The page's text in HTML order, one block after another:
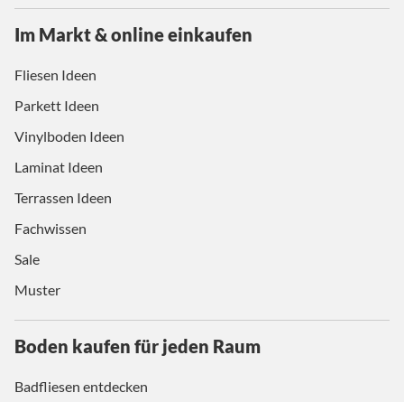
Im Markt & online einkaufen
Fliesen Ideen
Parkett Ideen
Vinylboden Ideen
Laminat Ideen
Terrassen Ideen
Fachwissen
Sale
Muster
Boden kaufen für jeden Raum
Badfliesen entdecken